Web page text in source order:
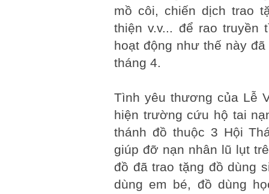
mồ côi, chiến dịch trao
thiện v.v... để rao
hoạt động như thế này
tháng 4.
Tình yêu thương của Lễ
hiện trường cứu hộ tai
thánh đồ thuộc 3 Hội
giúp đỡ nạn nhân lũ lụt
đồ đã trao tặng đồ dùng
dùng em bé, đồ dùng